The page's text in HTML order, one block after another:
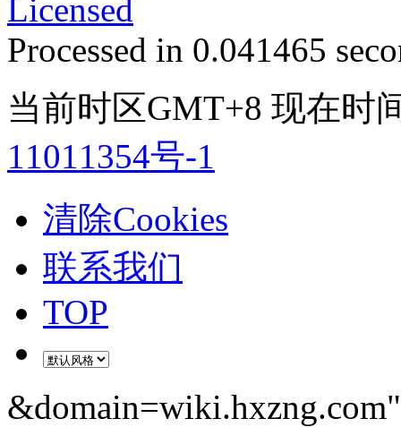
Licensed
Processed in 0.041465
当前时区GMT+8 现在时
11011354号-1
清除Cookies
联系我们
TOP